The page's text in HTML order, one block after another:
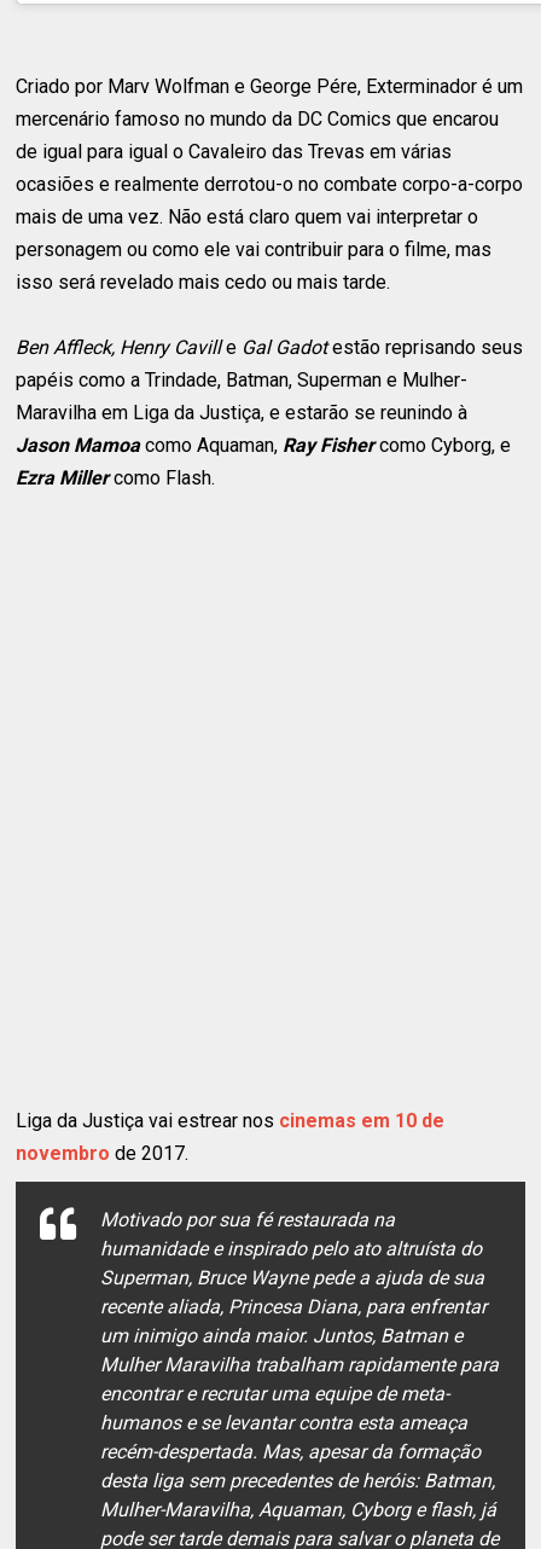
Criado por Marv Wolfman e George Pére, Exterminador é um
mercenário famoso no mundo da DC Comics que encarou
de igual para igual o Cavaleiro das Trevas em várias
ocasiões e realmente derrotou-o no combate corpo-a-corpo
mais de uma vez. Não está claro quem vai interpretar o
personagem ou como ele vai contribuir para o filme, mas
isso será revelado mais cedo ou mais tarde.
Ben Affleck, Henry Caville Gal Gadotestão reprisando seus
papéis como a Trindade, Batman, Superman e Mulher-
Maravilha em Liga da Justiça, e estarão se reunindo à
Jason Mamoacomo Aquaman, Ray Fishercomo Cyborg, e
Ezra Millercomo Flash.
Liga da Justiça vai estrear nos cinemas em 10 de
novembro de 2017.
Motivado por sua fé restaurada na
humanidade e inspirado pelo ato altruísta do
Superman, Bruce Wayne pede a ajuda de sua
recente aliada, Princesa Diana, para enfrentar
um inimigo ainda maior. Juntos, Batman e
Mulher Maravilha trabalham rapidamente para
encontrar e recrutar uma equipe de meta-
humanos e se levantar contra esta ameaça
recém-despertada. Mas, apesar da formação
desta liga sem precedentes de heróis: Batman,
Mulher-Maravilha, Aquaman, Cyborg e flash, já
pode ser tarde demais para salvar o planeta de